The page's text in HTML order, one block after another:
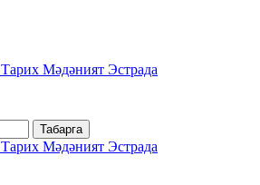
Тарих Мәдәният Эстрада
Табарга
Тарих Мәдәният Эстрада